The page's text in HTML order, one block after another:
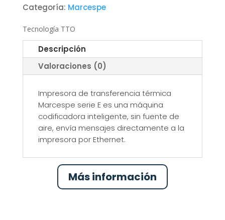
Categoría: Marcespe
Tecnología TTO
Descripción
Valoraciones (0)
Impresora de transferencia térmica
Marcespe serie E es una máquina
codificadora inteligente, sin fuente de
aire, envía mensajes directamente a la
impresora por Ethernet.
Más información